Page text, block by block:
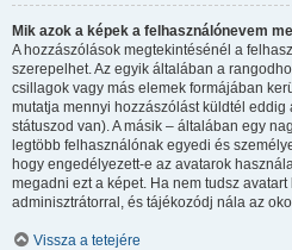
Mik azok a képek a felhasználónevem
A hozzászólások megtekintésénél a
szerepelhet. Az egyik általában a
csillagok vagy más elemek formájában
mutatja mennyi hozzászólást küldtél eddig
státuszod van). A másik – általában egy
legtöbb felhasználónak egyedi és
hogy engedélyezett-e az avatarok
megadni ezt a képet. Ha nem tudsz
adminisztrátorral, és tájékozódj nála az
Vissza a tetejére